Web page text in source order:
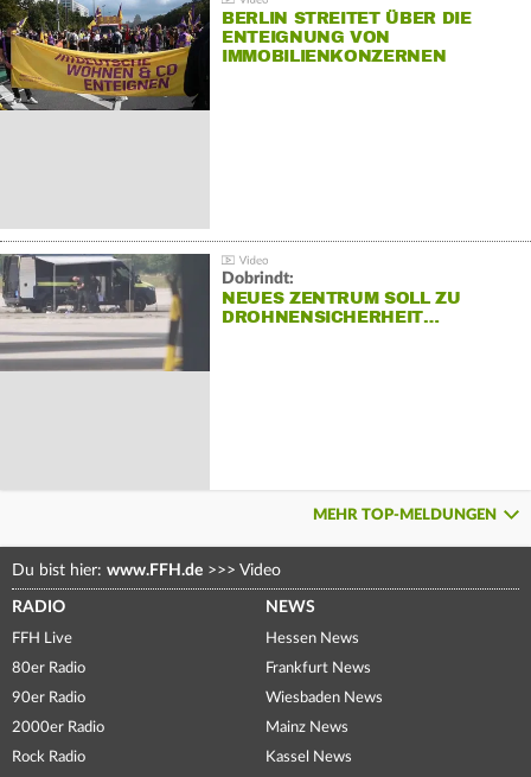
BERLIN STREITET ÜBER DIE
ENTEIGNUNG VON
IMMOBILIENKONZERNEN
Dobrindt:
NEUES ZENTRUM SOLL ZU
DROHNENSICHERHEIT…
MEHR TOP-MELDUNGEN
Du bist hier: www.FFH.de >>> Video
RADIO
FFH Live
80er Radio
90er Radio
2000er Radio
Rock Radio
NEWS
Hessen News
Frankfurt News
Wiesbaden News
Mainz News
Kassel News